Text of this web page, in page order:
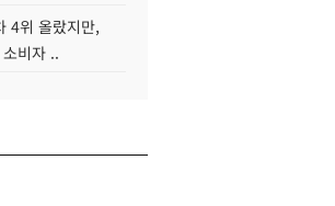
4위 올랐지만,
비자 ..